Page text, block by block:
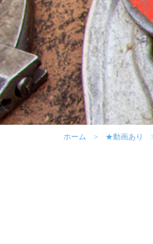
ホーム ★動画あり